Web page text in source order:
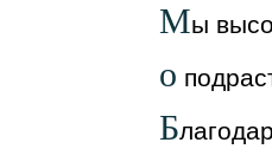
Мы
о
Б